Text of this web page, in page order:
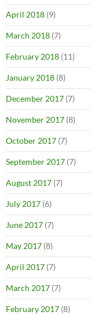
April 2018 (9)
March 2018 (7)
February 2018 (11)
January 2018 (8)
December 2017 (7)
November 2017 (8)
October 2017 (7)
September 2017 (7)
August 2017 (7)
July 2017 (6)
June 2017 (7)
May 2017 (8)
April 2017 (7)
March 2017 (7)
February 2017 (8)